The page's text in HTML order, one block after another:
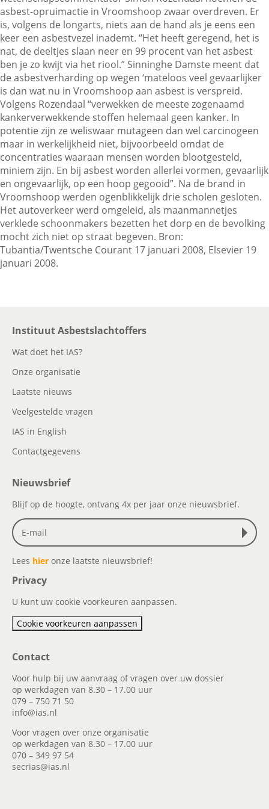
Contactgegevens
Zoeken
asbest-opruimactie in Vroomshoop zwaar overdreven. Er
is, volgens de longarts, niets aan de hand als je eens een
keer een asbestvezel inademt. “Het heeft geregend, het is
nat, de deeltjes slaan neer en 99 procent van het asbest
ben je zo kwijt via het riool.” Sinninghe Damste meent dat
de asbestverharding op wegen ‘mateloos veel gevaarlijker
is dan wat nu in Vroomshoop aan asbest is verspreid.
Volgens Rozendaal “verwekken de meeste zogenaamd
kankerverwekkende stoffen helemaal geen kanker. In
potentie zijn ze weliswaar mutageen dan wel carcinogeen
maar in werkelijkheid niet, bijvoorbeeld omdat de
concentraties waaraan mensen worden blootgesteld,
miniem zijn. En bij asbest worden allerlei vormen, gevaarlijk
en ongevaarlijk, op een hoop gegooid”. Na de brand in
Vroomshoop werden ogenblikkelijk drie scholen gesloten.
Het autoverkeer werd omgeleid, als maanmannetjes
verklede schoonmakers bezetten het dorp en de bevolking
mocht zich niet op straat begeven. Bron:
Tubantia/Twentsche Courant 17 januari 2008, Elsevier 19
januari 2008.
Instituut Asbestslachtoffers
Wat doet het IAS?
Onze organisatie
Laatste nieuws
Veelgestelde vragen
IAS in English
Contactgegevens
Nieuwsbrief
Blijf op de hoogte, ontvang 4x per jaar onze nieuwsbrief.
Lees hier onze laatste nieuwsbrief!
Privacy
U kunt uw cookie voorkeuren aanpassen.
Cookie voorkeuren aanpassen
Contact
Voor hulp bij uw aanvraag of vragen over uw dossier
op werkdagen van 8.30 – 17.00 uur
079 – 750 71 50
info@ias.nl
Voor vragen over onze organisatie
op werkdagen van 8.30 – 17.00 uur
070 – 349 97 54
secrias@ias.nl